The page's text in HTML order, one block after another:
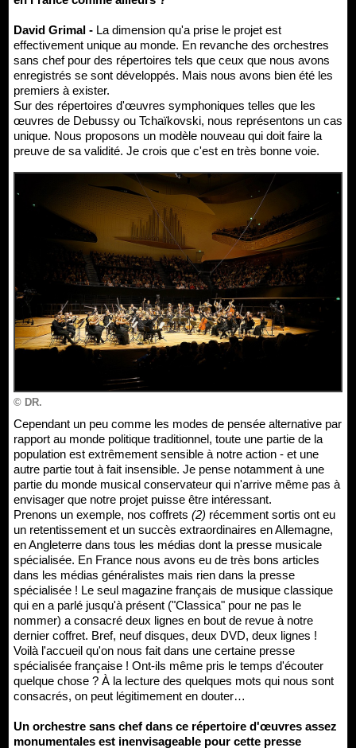
David Grimal - La dimension qu'a prise le projet est
effectivement unique au monde. En revanche des orchestres
sans chef pour des répertoires tels que ceux que nous avons
enregistrés se sont développés. Mais nous avons bien été les
premiers à exister.
Sur des répertoires d'œuvres symphoniques telles que les
œuvres de Debussy ou Tchaïkovski, nous représentons un cas
unique. Nous proposons un modèle nouveau qui doit faire la
preuve de sa validité. Je crois que c'est en très bonne voie.
© DR.
Cependant un peu comme les modes de pensée alternative par
rapport au monde politique traditionnel, toute une partie de la
population est extrêmement sensible à notre action - et une
autre partie tout à fait insensible. Je pense notamment à une
partie du monde musical conservateur qui n'arrive même pas à
envisager que notre projet puisse être intéressant.
Prenons un exemple, nos coffrets (2) récemment sortis ont eu
un retentissement et un succès extraordinaires en Allemagne,
en Angleterre dans tous les médias dont la presse musicale
spécialisée. En France nous avons eu de très bons articles
dans les médias généralistes mais rien dans la presse
spécialisée ! Le seul magazine français de musique classique
qui en a parlé jusqu'à présent ("Classica" pour ne pas le
nommer) a consacré deux lignes en bout de revue à notre
dernier coffret. Bref, neuf disques, deux DVD, deux lignes !
Voilà l'accueil qu'on nous fait dans une certaine presse
spécialisée française ! Ont-ils même pris le temps d'écouter
quelque chose ? À la lecture des quelques mots qui nous sont
consacrés, on peut légitimement en douter…
Un orchestre sans chef dans ce répertoire d'œuvres assez
monumentales est inenvisageable pour cette presse